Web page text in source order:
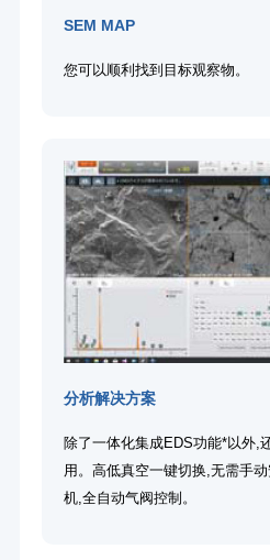
SEM MAP
您可以顺利找到目标观察物。
分析解决方案
除了一体化集成EDS功能*以外,
用。高低真空一键切换,无需手
机,全自动气阀控制。